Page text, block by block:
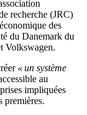
recherche (JRC)
des
du Danemark du
Volkswagen.
« un système
au
impliquées
premières.